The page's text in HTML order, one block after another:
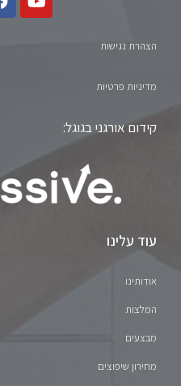
הצהרת נגישות
מדיניות פרטיות
קידום אורגני בגוגל:
עוד עלינו
אודותינו
המלצות
מבצעים
מחירון שיפוצים